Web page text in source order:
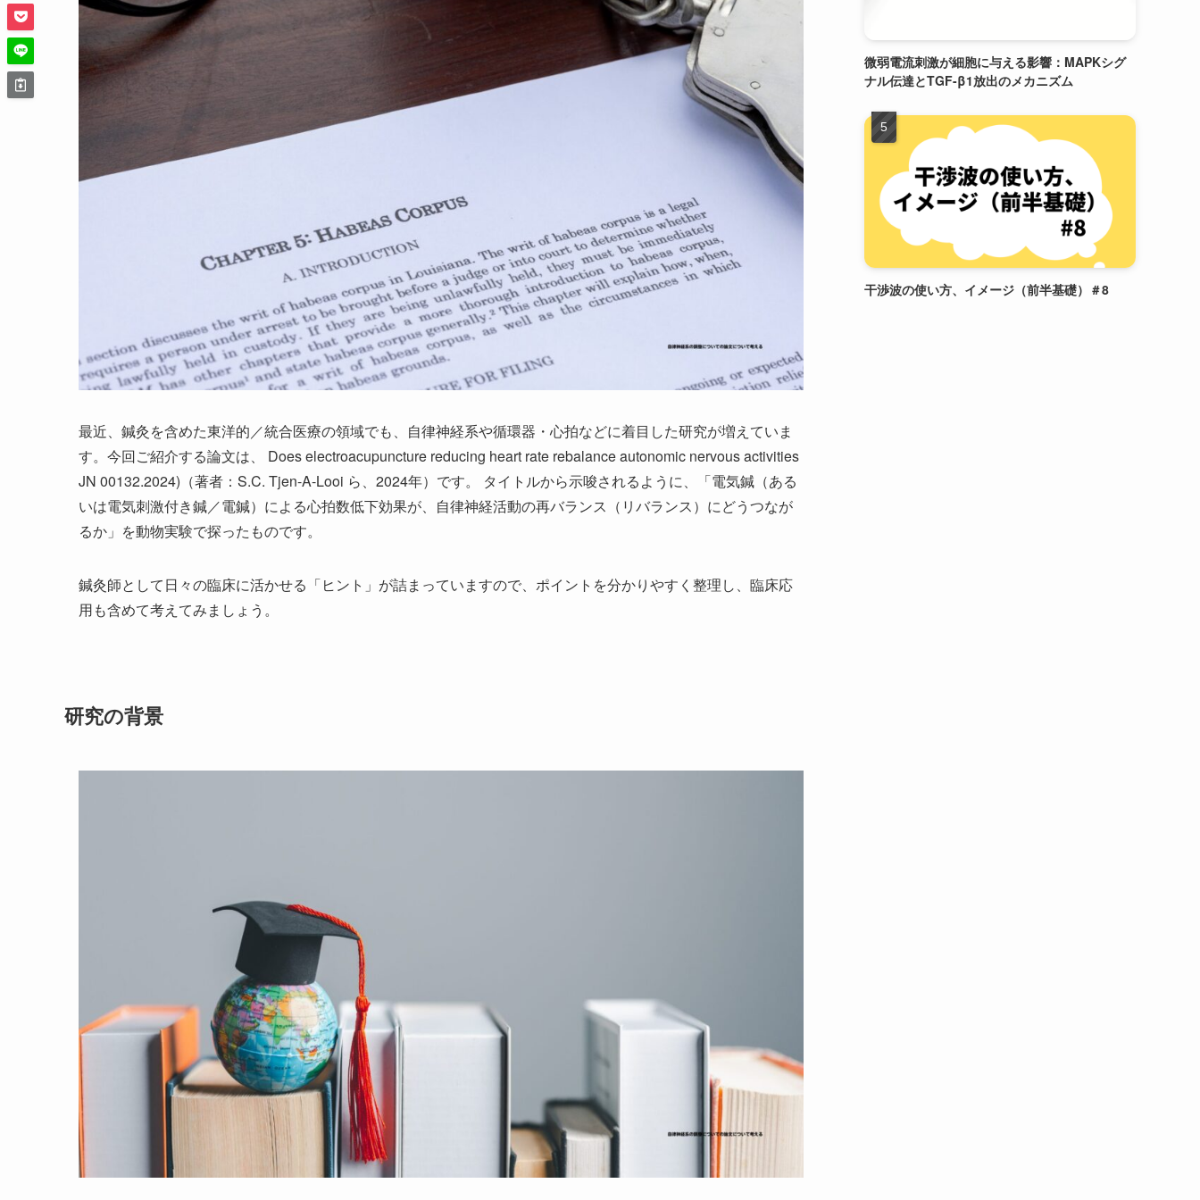
最近、鍼灸を含めた東洋的／統合医療の領域でも、自律神経系や循環器・心拍などに着目した研究が増えていま
す。今回ご紹介する論文は、 Does electroacupuncture reducing heart rate rebalance autonomic nervous activities
JN 00132.2024)（著者：S.C. Tjen-A-Looi ら、2024年）です。 タイトルから示唆されるように、「電気鍼（ある
いは電気刺激付き鍼／電鍼）による心拍数低下効果が、自律神経活動の再バランス（リバランス）にどうつなが
るか」を動物実験で探ったものです。
鍼灸師として日々の臨床に活かせる「ヒント」が詰まっていますので、ポイントを分かりやすく整理し、臨床応
用も含めて考えてみましょう。
研究の背景
微弱電流刺激が細胞に与える影響：MAPKシグ
ナル伝達とTGF-β1放出のメカニズム
干渉波の使い方、イメージ（前半基礎）＃8